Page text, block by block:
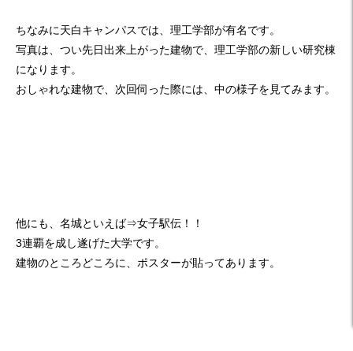
ちなみに天白キャンパスでは、理工学部が有名です。
写真は、つい先日出来上がった建物で、理工学部の新しい研究棟
になります。
おしゃれな建物で、次回伺った際には、中の様子を見てみます。
他にも、名城といえば⇒女子駅伝！！
3連覇を成し遂げた大学です。
建物のところどころに、ポスターが貼ってあります。